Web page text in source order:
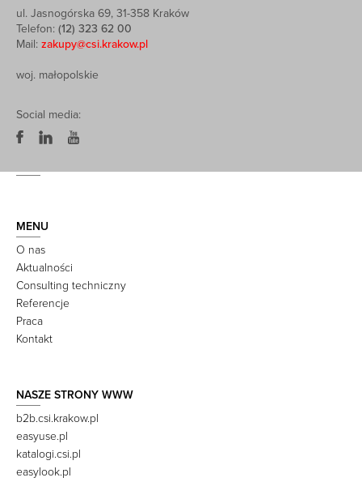
ul. Jasnogórska 69, 31-358 Kraków
Telefon: (12) 323 62 00
Mail: zakupy@csi.krakow.pl
woj. małopolskie
Social media:
MENU
O nas
Aktualności
Consulting techniczny
Referencje
Praca
Kontakt
NASZE STRONY WWW
b2b.csi.krakow.pl
easyuse.pl
katalogi.csi.pl
easylook.pl